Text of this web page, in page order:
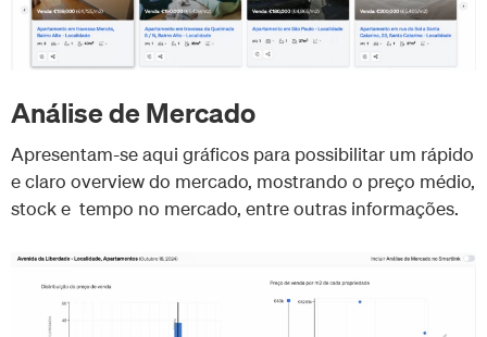
Análise de Mercado
Apresentam-se aqui gráficos para possibilitar um rápido
e claro overview do mercado, mostrando o preço médio,
stock e tempo no mercado, entre outras informações.